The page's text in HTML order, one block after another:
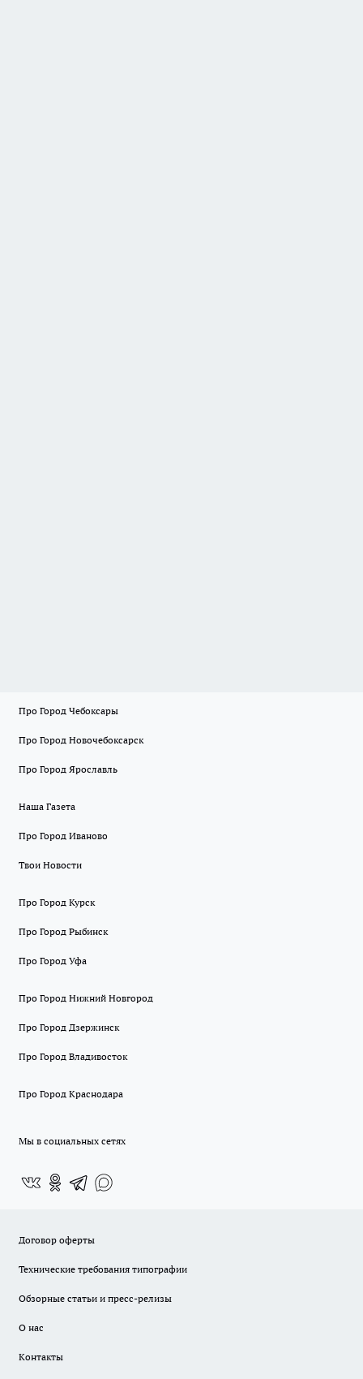
Про Город Чебоксары
Про Город Новочебоксарск
Про Город Ярославль
Наша Газета
Про Город Иваново
Твои Новости
Про Город Курск
Про Город Рыбинск
Про Город Уфа
Про Город Нижний Новгород
Про Город Дзержинск
Про Город Владивосток
Про Город Краснодара
Мы в социальных сетях
Договор оферты
Технические требования типографии
Обзорные статьи и пресс-релизы
О нас
Контакты